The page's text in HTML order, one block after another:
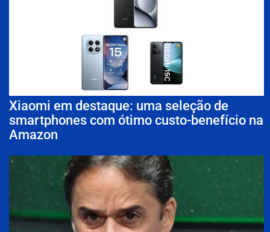
Xiaomi em destaque: uma seleção de
smartphones com ótimo custo-benefício na
Amazon